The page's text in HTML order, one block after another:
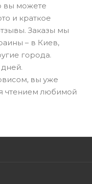
вы можете
и краткое
Заказы мы
– в Киев,
города.
вы уже
чтением любимой